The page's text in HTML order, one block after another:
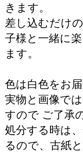
きます。
差し込むだけ
子様と一緒に
ます。
色は白色をお届
実物と画像で
すので ご了承
処分する時は
るので、古紙